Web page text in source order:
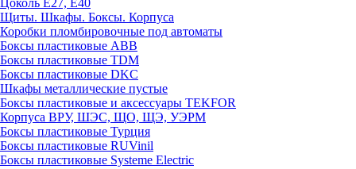
Цоколь Е27, E40
Щиты. Шкафы. Боксы. Корпуса
Коробки пломбировочные под автоматы
Боксы пластиковые ABB
Боксы пластиковые TDM
Боксы пластиковые DKC
Шкафы металлические пустые
Боксы пластиковые и аксессуары TEKFOR
Корпуса ВРУ, ШЭС, ЩО, ЩЭ, УЭРМ
Боксы пластиковые Турция
Боксы пластиковые RUVinil
Боксы пластиковые Systeme Electric